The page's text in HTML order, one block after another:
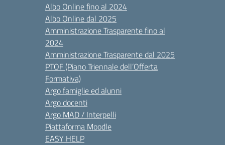
Albo Online fino al 2024
Albo Online dal 2025
Amministrazione Trasparente fino al
2024
Amministrazione Trasparente dal 2025
PTOF (Piano Triennale dell’Offerta
Formativa)
Argo famiglie ed alunni
Argo docenti
Argo MAD / Interpelli
Piattaforma Moodle
EASY HELP